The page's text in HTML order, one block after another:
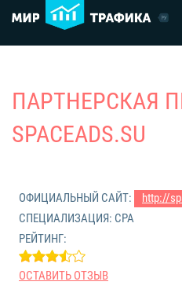
ПАРТНЕРСКАЯ
SPACEADS.SU
ОФИЦИАЛЬНЫЙ САЙТ:
http://
СПЕЦИАЛИЗАЦИЯ: СРА
РЕЙТИНГ:
ОСТАВИТЬ ОТЗЫВ